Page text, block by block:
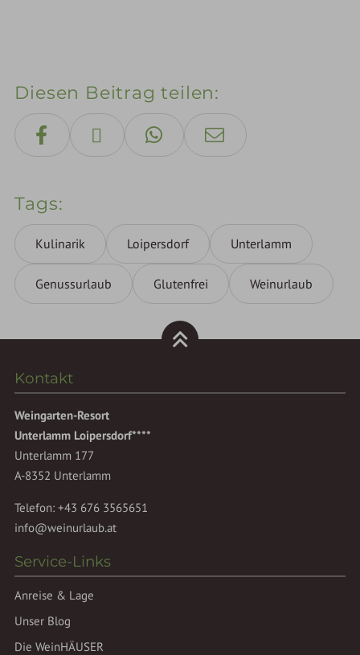
Diesen Beitrag teilen
Tags
Kulinarik Loipersdorf Unterlamm
Genussurlaub Glutenfrei Weinurlaub
Kontakt
Weingarten-Resort
Unterlamm Loipersdorf****
Unterlamm 177
A-8352 Unterlamm
Telefon:+43 676 3565651
info@weinurlaub.at
Service-Links
Anreise & Lage
Unser Blog
Die WeinHÄUSER